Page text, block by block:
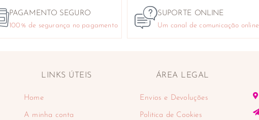
PAGAMENTO SEGURO
100% de segurança no pagamento
SUPORTE ONLINE
Um canal de comunicação online
LINKS ÚTEIS
Home
A minha conta
ÁREA LEGAL
Envios e Devoluções
Politica de Cookies